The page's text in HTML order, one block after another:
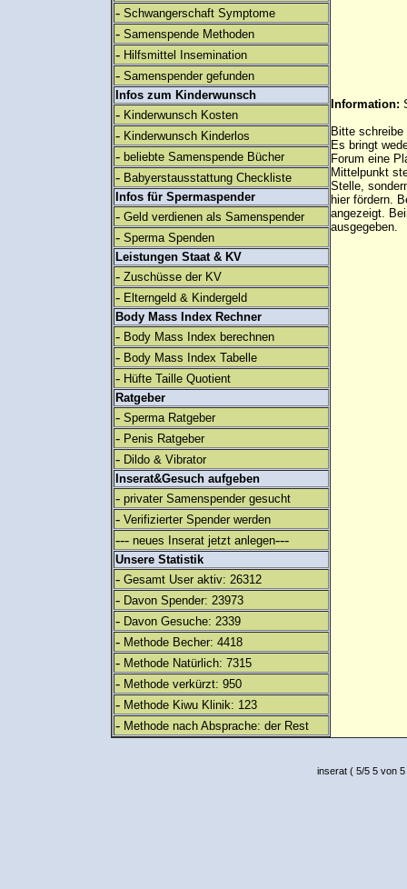
- Schwangerschaft Symptome
- Samenspende Methoden
- Hilfsmittel Insemination
- Samenspender gefunden
Infos zum Kinderwunsch
- Kinderwunsch Kosten
- Kinderwunsch Kinderlos
- beliebte Samenspende Bücher
- Babyerstausstattung Checkliste
Infos für Spermaspender
- Geld verdienen als Samenspender
- Sperma Spenden
Leistungen Staat & KV
- Zuschüsse der KV
- Elterngeld & Kindergeld
Body Mass Index Rechner
- Body Mass Index berechnen
- Body Mass Index Tabelle
- Hüfte Taille Quotient
Ratgeber
- Sperma Ratgeber
- Penis Ratgeber
- Dildo & Vibrator
Inserat&Gesuch aufgeben
- privater Samenspender gesucht
- Verifizierter Spender werden
--- neues Inserat jetzt anlegen---
Unsere Statistik
- Gesamt User aktiv: 26312
- Davon Spender: 23973
- Davon Gesuche: 2339
- Methode Becher: 4418
- Methode Natürlich: 7315
- Methode verkürzt: 950
- Methode Kiwu Klinik: 123
- Methode nach Absprache: der Rest
Information:
Bitte
Es bringt
Forum eine
Mittelpunkt
Stelle,
hier fördern.
angezeigt.
ausgegeben.
inserat( 5/5 5 von 5